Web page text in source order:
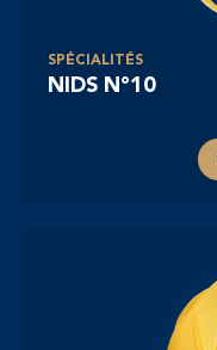
SPÉCIALITÉS
NIDS N°10